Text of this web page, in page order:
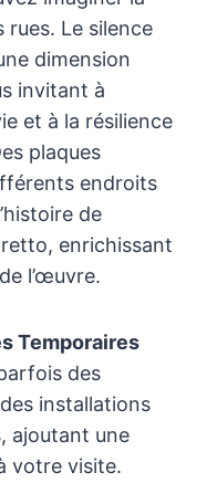
Le silence
dimension
invitant à
et à la résilience
plaques
endroits
de
enrichissant
l’œuvre.
Temporaires
des
installations
ajoutant une
votre visite.